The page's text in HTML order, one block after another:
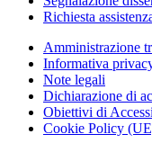
Richiesta
Amministrazione
Informativa
Note legali
Dichiarazione di
Obiettivi di
Cookie Policy